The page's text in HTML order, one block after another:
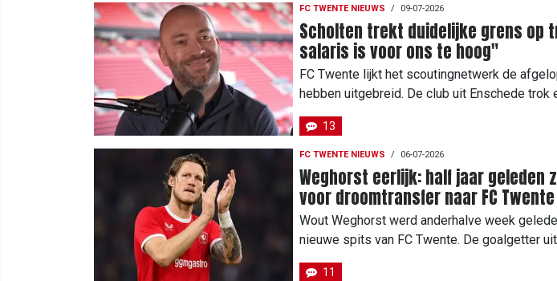
FC TWENTE NIEUWS / 09-07-2026
Scholten trekt duidelijke grens op
salaris is voor ons te hoog"
FC Twente lijkt het scoutingnetwerk de
hebben uitgebreid. De club uit Enschede trok
13
FC TWENTE NIEUWS / 06-07-2026
Weghorst eerlijk: half jaar geleden
voor droomtransfer naar FC Twente
Wout Weghorst werd anderhalve week
nieuwe spits van FC Twente. De goalgetter
11